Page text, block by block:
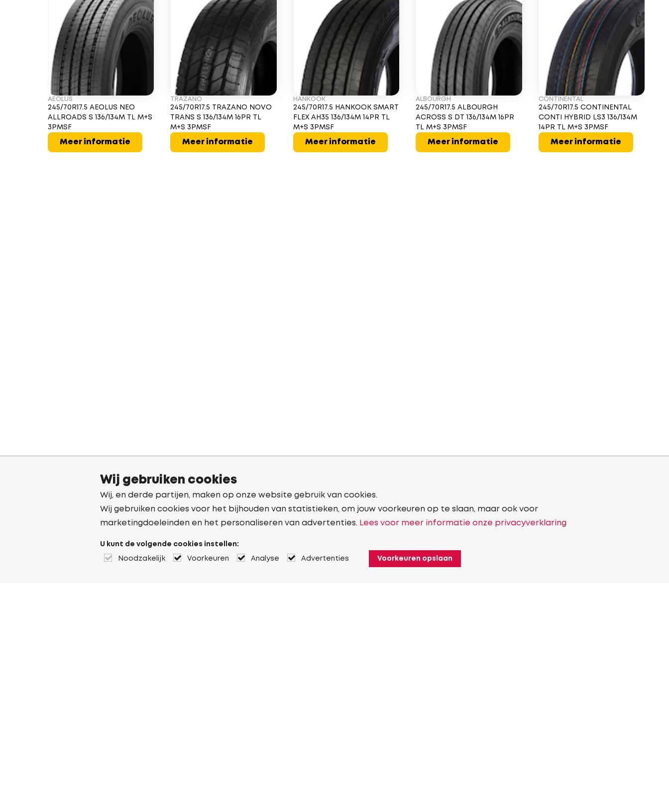
AEOLUS
245/70R17.5 AEOLUS NEO
ALLROADS S 136/134M TL M+S
3PMSF
Meer informatie
TRAZANO
245/70R17.5 TRAZANO NOVO
TRANS S 136/134M 16PR TL
M+S 3PMSF
Meer informatie
HANKOOK
245/70R17.5 HANKOOK SMART
FLEX AH35 136/134M 14PR TL
M+S 3PMSF
Meer informatie
ALBOURGH
245/70R17.5 ALBOURGH
ACROSS S DT 136/134M 16PR
TL M+S 3PMSF
Meer informatie
CONTINENTAL
245/70R17.5 CONTINENTAL
CONTI HYBRID LS3 136/134M
14PR TL M+S 3PMSF
Meer informatie
Wij gebruiken cookies
Wij, en derde partijen, maken op onze website gebruik van cookies.
Wij gebruiken cookies voor het bijhouden van statistieken, om jouw voorkeuren op te slaan, maar ook voor
marketingdoeleinden en het personaliseren van advertenties. Lees voor meer informatie onze privacyverklaring
U kunt de volgende cookies instellen:
Noodzakelijk Voorkeuren Analyse Advertenties Voorkeuren opslaan